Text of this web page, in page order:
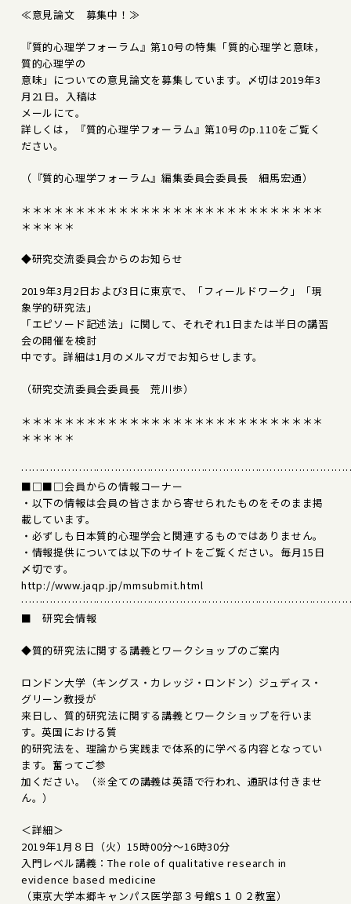
≪意見論文 募集中！≫
『質的心理学フォーラム』第10号の特集「質的心理学と意味，
質的心理学の
意味」についての意見論文を募集しています。〆切は2019年3
月21日。入稿は
メールにて。
詳しくは，『質的心理学フォーラム』第10号のp.110をご覧く
ださい。
（『質的心理学フォーラム』編集委員会委員長 細馬宏通）
＊＊＊＊＊＊＊＊＊＊＊＊＊＊＊＊＊＊＊＊＊＊＊＊＊＊＊＊
＊＊＊＊＊
◆研究交流委員会からのお知らせ
2019年3月2日および3日に東京で、「フィールドワーク」「現
象学的研究法」
「エピソード記述法」に関して、それぞれ1日または半日の講習
会の開催を検討
中です。詳細は1月のメルマガでお知らせします。
（研究交流委員会委員長 荒川歩）
＊＊＊＊＊＊＊＊＊＊＊＊＊＊＊＊＊＊＊＊＊＊＊＊＊＊＊＊
＊＊＊＊＊
■□■□会員からの情報コーナー
・以下の情報は会員の皆さまから寄せられたものをそのまま掲
載しています。
・必ずしも日本質的心理学会と関連するものではありません。
・情報提供については以下のサイトをご覧ください。毎月15日
〆切です。
http://www.jaqp.jp/mmsubmit.html
■ 研究会情報
◆質的研究法に関する講義とワークショップのご案内
ロンドン大学（キングス・カレッジ・ロンドン）ジュディス・
グリーン教授が
来日し、質的研究法に関する講義とワークショップを行いま
す。英国における質
的研究法を、理論から実践まで体系的に学べる内容となってい
ます。奮ってご参
加ください。（※全ての講義は英語で行われ、通訳は付きませ
ん。）
＜詳細＞
2019年1月８日（火）15時00分～16時30分
入門レベル講義：The role of qualitative research in
evidence based medicine
（東京大学本郷キャンパス医学部３号館S１０２教室）